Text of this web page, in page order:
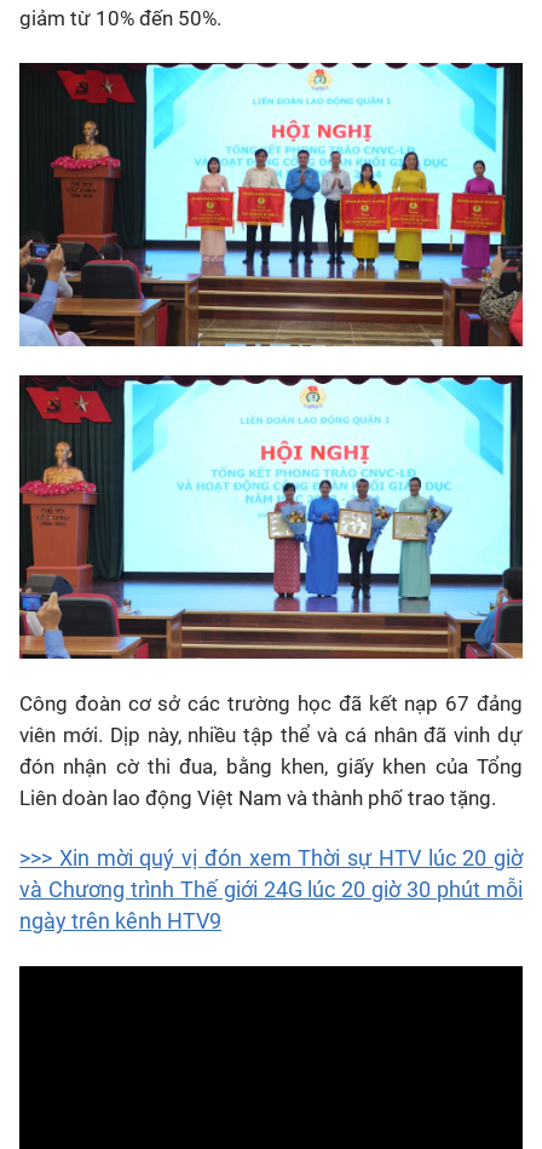
giảm từ 10% đến 50%.
Công đoàn cơ sở các trường học đã kết nạp 67 đảng
viên mới. Dịp này, nhiều tập thể và cá nhân đã vinh dự
đón nhận cờ thi đua, bằng khen, giấy khen của Tổng
Liên doàn lao động Việt Nam và thành phố trao tặng.
>>> Xin mời quý vị đón xem Thời sự HTV lúc 20 giờ
và Chương trình Thế giới 24G lúc 20 giờ 30 phút mỗi
ngày trên kênh HTV9